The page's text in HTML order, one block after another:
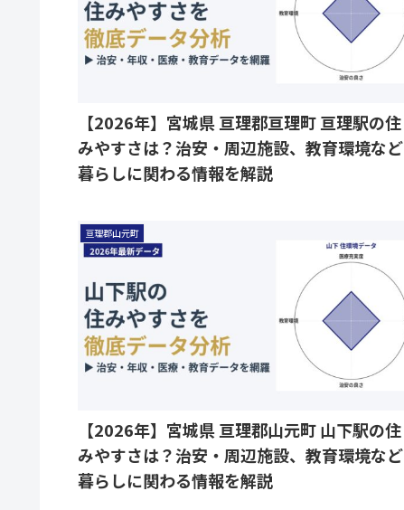
【2026年】宮城県 亘理郡亘理町 亘理駅の住
みやすさは？治安・周辺施設、教育環境など
暮らしに関わる情報を解説
亘理郡山元町
【2026年】宮城県 亘理郡山元町 山下駅の住
みやすさは？治安・周辺施設、教育環境など
暮らしに関わる情報を解説